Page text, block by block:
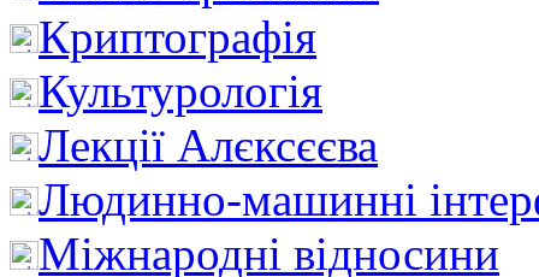
Криптографія
Культурологія
Лекції Алєксєєва
Людинно-машинні
Міжнародні відносини